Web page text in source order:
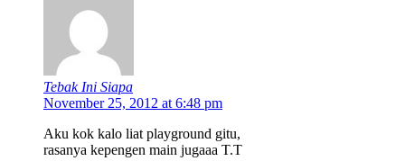
Tebak Ini Siapa
November 25, 2012 at 6:48 pm
Aku kok kalo liat playground gitu,
rasanya kepengen main jugaaa T.T